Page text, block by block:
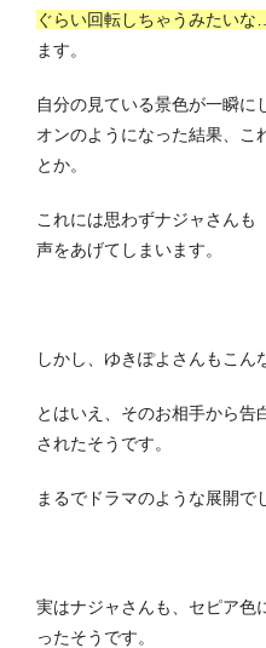
ぐらい回転しちゃうみたいな
ます。
自分の見ている景色が一瞬に
オンのようになった結果、こ
とか。
これには思わずナジャさんも
声をあげてしまいます。
しかし、ゆきぽよさんもこん
とはいえ、そのお相手から告
されたそうです。
まるでドラマのような展開で
実はナジャさんも、セピア
ったそうです。